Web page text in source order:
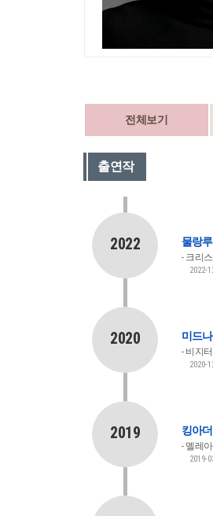
전체보기
출연작
2022 물랑
크리
2022-
2020 미드
비지터
2020-
2019 킹아더
멜레
2019-